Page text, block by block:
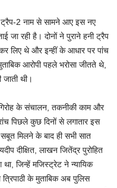
2 नाम से सामने आए इस नए
जा रही है। दोनों ने पुराने हनी ट्रैप
लिए थे और इन्हीं के आधार पर पांच
आरोपी पहले भरोसा जीतते थे,
जाती थी।
के संचालन, तकनीकी काम और
पिछले कुछ दिनों से लगातार इस
सबूत मिलने के बाद ही सभी सात
दीक्षित, लाखन जितेंद्र पुरोहित
था, जिन्हें मजिस्ट्रेट ने न्यायिक
के मुताबिक अब पुलिस